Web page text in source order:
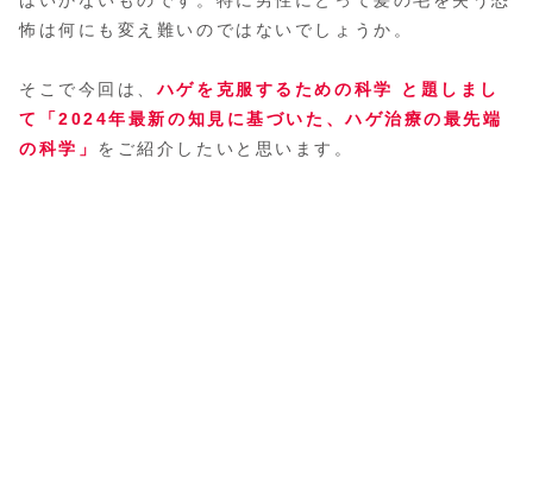
怖は何にも変え難いのではないでしょうか。
そこで今回は、ハゲを克服するための科学 と題しまし
て「2024年最新の知見に基づいた、ハゲ治療の最先端
の科学」 をご紹介したいと思います。